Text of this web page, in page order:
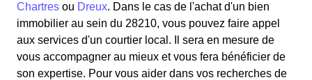
Chartres ou Dreux. Dans le cas de l'achat d'un bien
immobilier au sein du 28210, vous pouvez faire appel
aux services d'un courtier local. Il sera en mesure de
vous accompagner au mieux et vous fera bénéficier de
son expertise. Pour vous aider dans vos recherches de